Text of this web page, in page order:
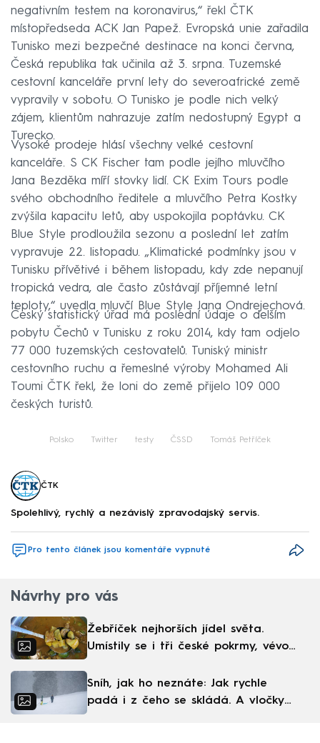
negativním testem na koronavirus,“ řekl ČTK
místopředseda ACK Jan Papež. Evropská unie zařadila
Tunisko mezi bezpečné destinace na konci června,
Česká republika tak učinila až 3. srpna. Tuzemské
cestovní kanceláře první lety do severoafrické země
vypravily v sobotu. O Tunisko je podle nich velký
zájem, klientům nahrazuje zatím nedostupný Egypt a
Turecko.
Vysoké prodeje hlásí všechny velké cestovní
kanceláře. S CK Fischer tam podle jejího mluvčího
Jana Bezděka míří stovky lidí. CK Exim Tours podle
svého obchodního ředitele a mluvčího Petra Kostky
zvýšila kapacitu letů, aby uspokojila poptávku. CK
Blue Style prodloužila sezonu a poslední let zatím
vypravuje 22. listopadu. „Klimatické podmínky jsou v
Tunisku přívětivé i během listopadu, kdy zde nepanují
tropická vedra, ale často zůstávají příjemné letní
teploty,“ uvedla mluvčí Blue Style Jana Ondrejechová.
Český statistický úřad má poslední údaje o delším
pobytu Čechů v Tunisku z roku 2014, kdy tam odjelo
77 000 tuzemských cestovatelů. Tuniský ministr
cestovního ruchu a řemeslné výroby Mohamed Ali
Toumi ČTK řekl, že loni do země přijelo 109 000
českých turistů.
Polsko Twitter testy ČSSD Tomáš Petříček
ČTK
Spolehlivý, rychlý a nezávislý zpravodajský servis.
Pro tento článek jsou komentáře vypnuté
Návrhy pro vás
Žebříček nejhorších jídel světa.
Umístily se i tři české pokrmy, vévodí
Sníh, jak ho neznáte: Jak rychle
padá i z čeho se skládá. A vločky